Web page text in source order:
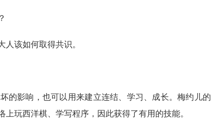
该如何取得共识。
的影响，也可以用来建立连结、学习、成长。梅约儿的
玩西洋棋、学写程序，因此获得了有用的技能。